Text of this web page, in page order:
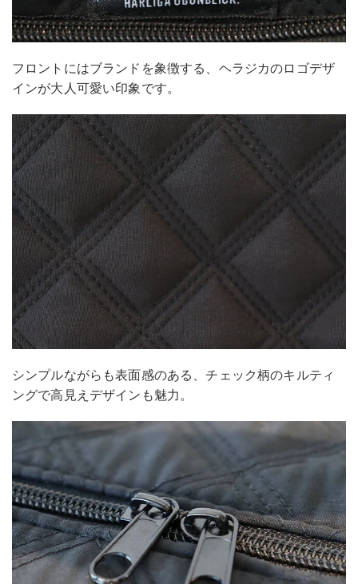
フロントにはブランドを象徴する、ヘラジカのロゴデザ
インが大人可愛い印象です。
シンプルながらも表面感のある、チェック柄のキルティ
ングで高見えデザインも魅力。